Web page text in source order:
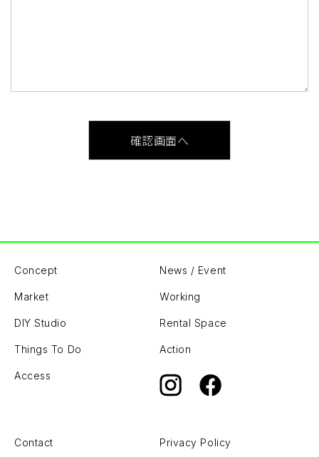
Concept News / Event
Market Working
DIY Studio Rental Space
Things To Do Action
Access
Contact Privacy Policy